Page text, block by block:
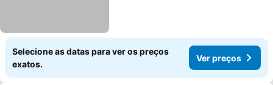
Selecione as datas para ver os preços
exatos.
Ver preços